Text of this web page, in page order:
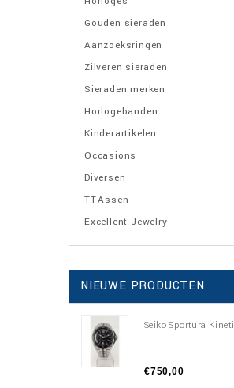
Gouden sieraden
Aanzoeksringen
Zilveren sieraden
Sieraden merken
Horlogebanden
Kinderartikelen
Occasions
Diversen
TT-Assen
Excellent Jewelry
NIEUWE PRODUCTEN
Seiko Sportura
€750,00